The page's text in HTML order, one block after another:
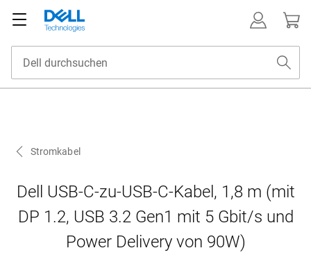
Stromkabel
Dell USB-C-zu-USB-C-Kabel, 1,8 m (mit
DP 1.2, USB 3.2 Gen1 mit 5 Gbit/s und
Power Delivery von 90W)